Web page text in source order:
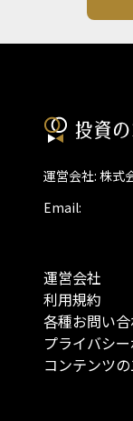
運営会社: 株式
Email:
運営会社
利用規約
各種お問い
プライバシ
コンテンツ